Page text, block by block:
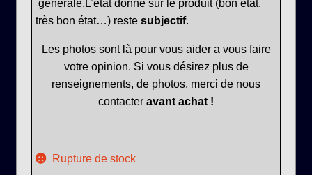
générale. L’état donné sur le produit (bon état,
très bon état…) reste subjectif.
Les photos sont là pour vous aider a vous faire
votre opinion. Si vous désirez plus de
renseignements, de photos, merci de nous
contacter avant achat !
Rupture de stock